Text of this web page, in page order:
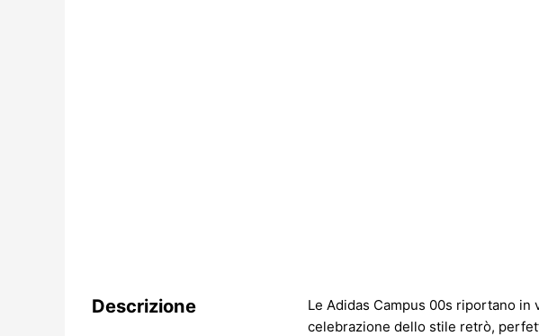
Descrizione
Le Adidas Campus 00s riportano
celebrazione dello stile retrò,